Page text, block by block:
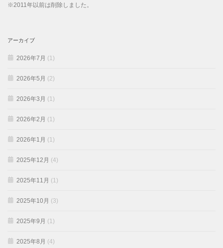
※2011年以前は削除しました。
アーカイブ
2026年7月 (1)
2026年5月 (2)
2026年3月 (1)
2026年2月 (1)
2026年1月 (1)
2025年12月 (4)
2025年11月 (1)
2025年10月 (3)
2025年9月 (1)
2025年8月 (4)